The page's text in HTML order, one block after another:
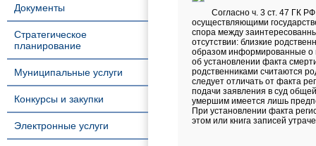
Документы
Стратегическое
планирование
Муниципальные услуги
Конкурсы и закупки
Электронные услуги
Согласно ч. 3 ст. 47 ГК
осуществляющими
спора между
отсутствии: близкие
образом информированные о
об установлении факта
родственниками считаются
следует отличать от факта
подачи заявления в суд
умершим имеется лишь
При установлении факта
этом или книга записей